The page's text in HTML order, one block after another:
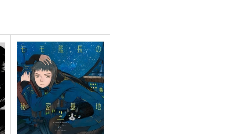
ナリムラアサクサ そのサン
ナリムラ屋。
399円（税込）
旅行・ルポ作品
サンプル カート